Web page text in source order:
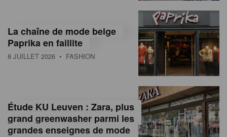
La chaîne de mode belge
Paprika en faillite
8 JUILLET 2026 • FASHION
Étude KU Leuven : Zara, plus
grand greenwasher parmi les
grandes enseignes de mode